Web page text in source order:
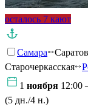
осталось 7 кают
Самара Саратов
Старочеркасская
1 ноября 12:00
(5 дн./4 н.)